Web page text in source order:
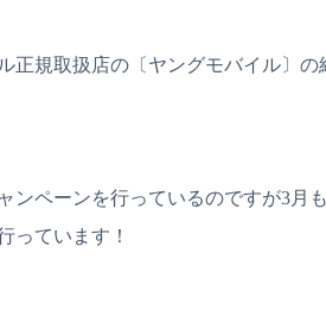
正規取扱店の〔ヤングモバイル〕の
ンペーンを行っているのですが3月
っています！